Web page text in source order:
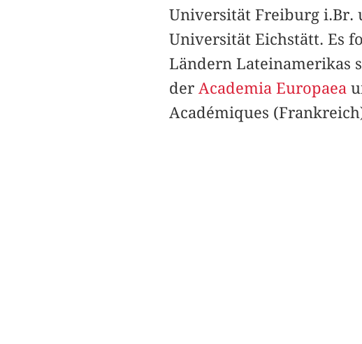
Universität Freiburg i.Br.
Universität Eichstätt. Es
Ländern Lateinamerikas
der Academia Europaea
Académiques